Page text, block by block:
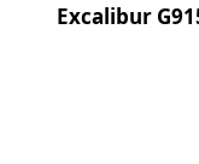
Excalibur